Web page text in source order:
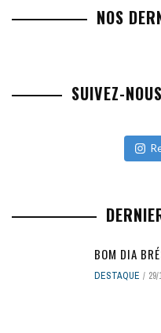
NOS
SUIVEZ-
BOM DIA
DESTAQUE 29/